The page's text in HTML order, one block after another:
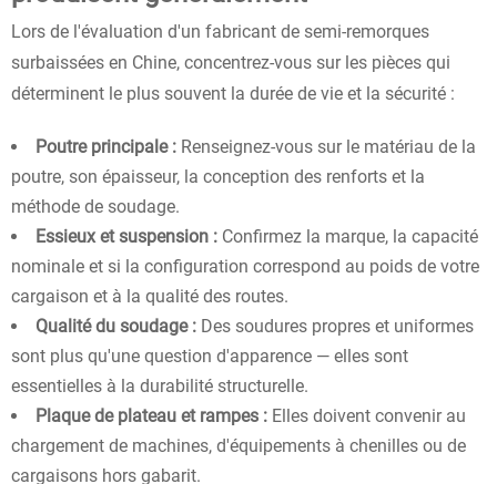
Lors de l'évaluation d'un fabricant de semi-remorques
surbaissées en Chine, concentrez-vous sur les pièces qui
déterminent le plus souvent la durée de vie et la sécurité :
Poutre principale : Renseignez-vous sur le matériau de la
poutre, son épaisseur, la conception des renforts et la
méthode de soudage.
Essieux et suspension : Confirmez la marque, la capacité
nominale et si la configuration correspond au poids de votre
cargaison et à la qualité des routes.
Qualité du soudage : Des soudures propres et uniformes
sont plus qu'une question d'apparence — elles sont
essentielles à la durabilité structurelle.
Plaque de plateau et rampes : Elles doivent convenir au
chargement de machines, d'équipements à chenilles ou de
cargaisons hors gabarit.